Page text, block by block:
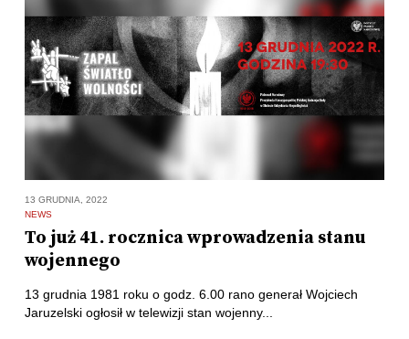
13 GRUDNIA, 2022
NEWS
To już 41. rocznica wprowadzenia stanu
wojennego
13 grudnia 1981 roku o godz. 6.00 rano generał Wojciech
Jaruzelski ogłosił w telewizji stan wojenny...